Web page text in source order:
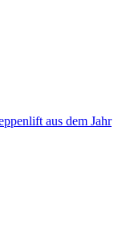
aus dem Jahr